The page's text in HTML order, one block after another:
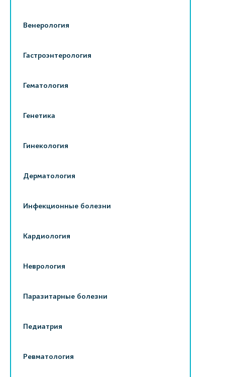
Венерология
Гастроэнтерология
Гематология
Генетика
Гинекология
Дерматология
Инфекционные болезни
Кардиология
Неврология
Паразитарные болезни
Педиатрия
Ревматология